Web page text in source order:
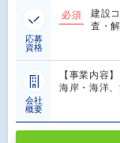
応募
資格
必須
建設
査・
会社
概要
【事業内容
海岸・海洋